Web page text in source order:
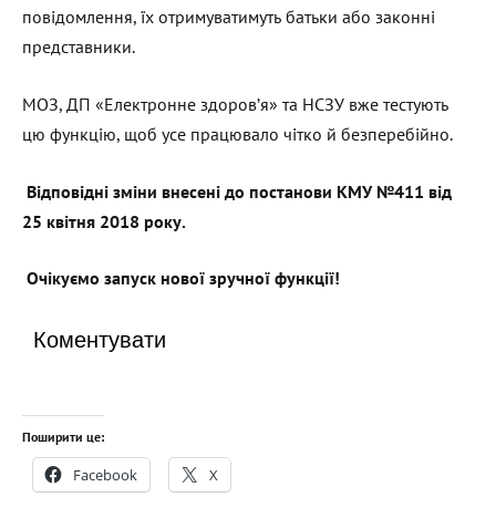
повідомлення, їх отримуватимуть батьки або законні
представники.
МОЗ, ДП «Електронне здоров’я» та НСЗУ вже тестують
цю функцію, щоб усе працювало чітко й безперебійно.
Відповідні зміни внесені до постанови КМУ №411 від
25 квітня 2018 року.
Очікуємо запуск нової зручної функції!
Коментувати
Поширити це:
Facebook X